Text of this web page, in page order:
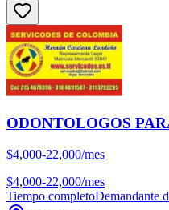
ODONTOLOGOS
$4,000-22,000/mes
$4,000-22,000/mes
Tiempo completoDemandante